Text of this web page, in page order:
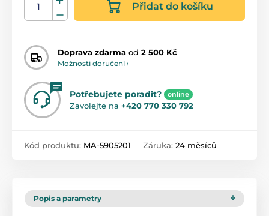
Přidat do košíku
Doprava zdarma od 2 500 Kč
Možnosti doručení ›
Potřebujete poradit? online
Zavolejte na +420 770 330 792
Kód produktu: MA-5905201 Záruka: 24 měsíců
Popis a parametry